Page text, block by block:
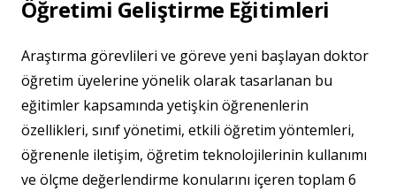
Öğretimi Geliştirme Eğitimleri
Araştırma görevlileri ve göreve yeni başlayan doktor
öğretim üyelerine yönelik olarak tasarlanan bu
eğitimler kapsamında yetişkin öğrenenlerin
özellikleri, sınıf yönetimi, etkili öğretim yöntemleri,
öğrenenle iletişim, öğretim teknolojilerinin kullanımı
ve ölçme değerlendirme konularını içeren toplam 6